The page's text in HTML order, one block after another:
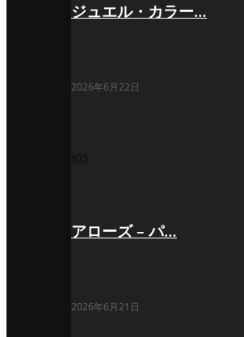
ジュエル・カラー…
2026年6月22日
アローズ – パ…
2026年6月21日